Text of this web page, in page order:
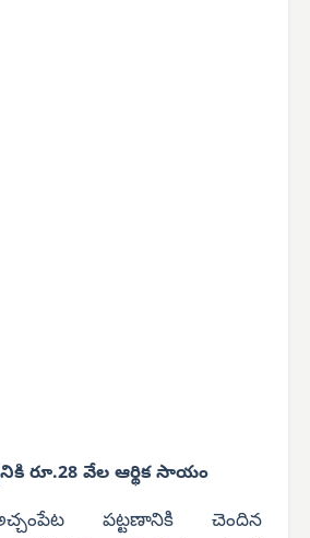
రూ.28 వేల ఆర్థిక సాయం
పట్టణానికి చెందిన